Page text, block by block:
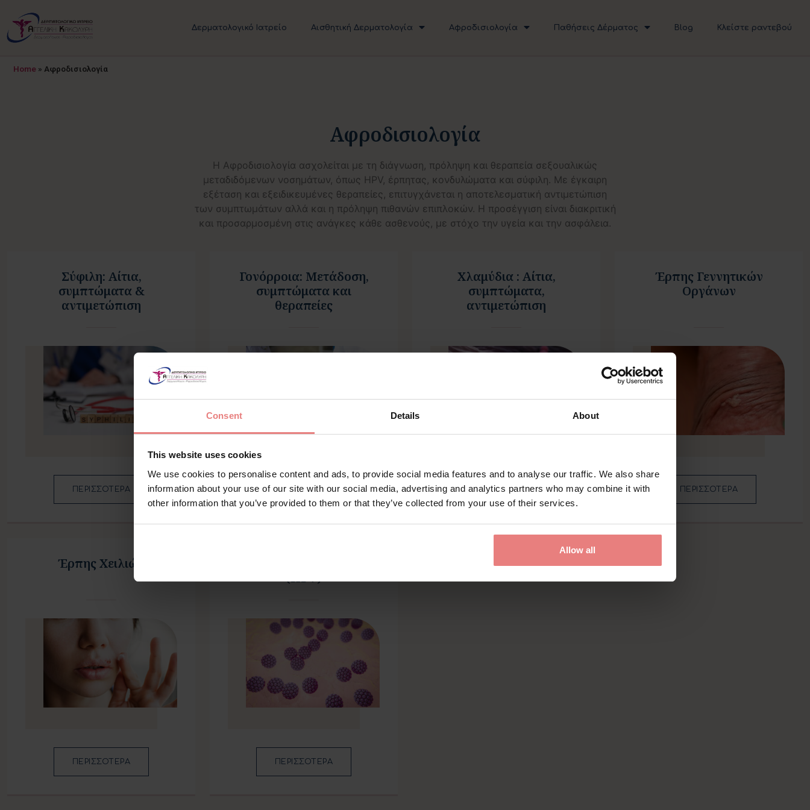
Consent Details About
This website uses cookies
We use cookies to personalise content and ads, to provide social media features and to analyse our traffic. We also share
information about your use of our site with our social media, advertising and analytics partners who may combine it with
other information that you’ve provided to them or that they’ve collected from your use of their services.
Allow all
Δερματολογικό Ιατρείο Αισθητική Δερματολογία Αφροδισιολογία Παθήσεις Δέρματος Blog Κλείστε ραντεβού
Home » Αφροδισιολογία
Αφροδισιολογία
Η Αφροδισιολογία ασχολείται με τη διάγνωση, πρόληψη και θεραπεία σεξουαλικώς
μεταδιδόμενων νοσημάτων, όπως HPV, έρπητας, κονδυλώματα και σύφιλη. Με έγκαιρη
εξέταση και εξειδικευμένες θεραπείες, επιτυγχάνεται η αποτελεσματική αντιμετώπιση
των συμπτωμάτων αλλά και η πρόληψη πιθανών επιπλοκών. Η προσέγγιση είναι διακριτική
και προσαρμοσμένη στις ανάγκες κάθε ασθενούς, με στόχο την υγεία και την ασφάλεια.
Σύφιλη: Αίτια,
συμπτώματα &
αντιμετώπιση
ΠΕΡΙΣΣΟΤΕΡΑ
Γονόρροια: Μετάδοση,
συμπτώματα και
θεραπείες
ΠΕΡΙΣΣΟΤΕΡΑ
Χλαμύδια : Aίτια,
συμπτώματα,
αντιμετώπιση
ΠΕΡΙΣΣΟΤΕΡΑ
Έρπης Γεννητικών
Οργάνων
ΠΕΡΙΣΣΟΤΕΡΑ
Έρπης Χειλιών
ΠΕΡΙΣΣΟΤΕΡΑ
(HPV)
ΠΕΡΙΣΣΟΤΕΡΑ